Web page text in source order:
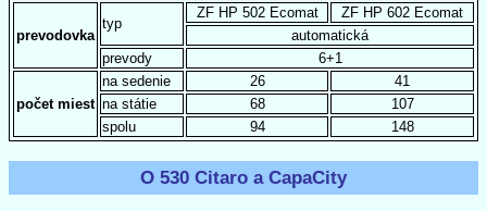
prevodovka
typ
ZF HP 502 Ecomat
ZF HP 602 Ecomat
automatická
prevody
6+1
počet miest
na sedenie 26
41
na státie
68
107
spolu
94 148
O 530 Citaro a CapaCity